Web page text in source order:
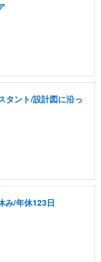
タント/設計図に沿っ
み/年休123日